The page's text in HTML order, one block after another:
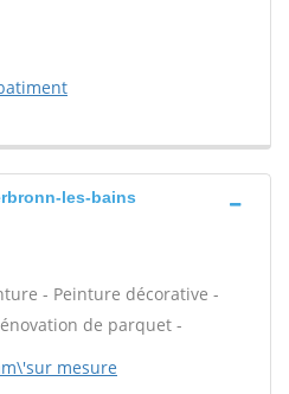
les-bains
- Peinture décorative -
de parquet -
mesure